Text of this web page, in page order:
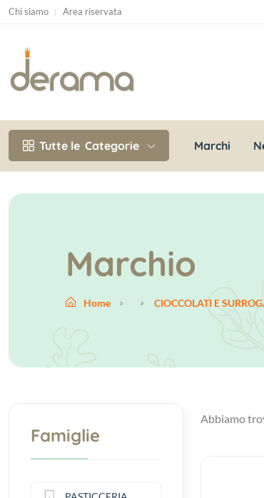
Chi siamo Area riservata
Tutte le Categorie Marchi
Marchio
Home CIOCCOLATI E
Abbiamo
Famiglie